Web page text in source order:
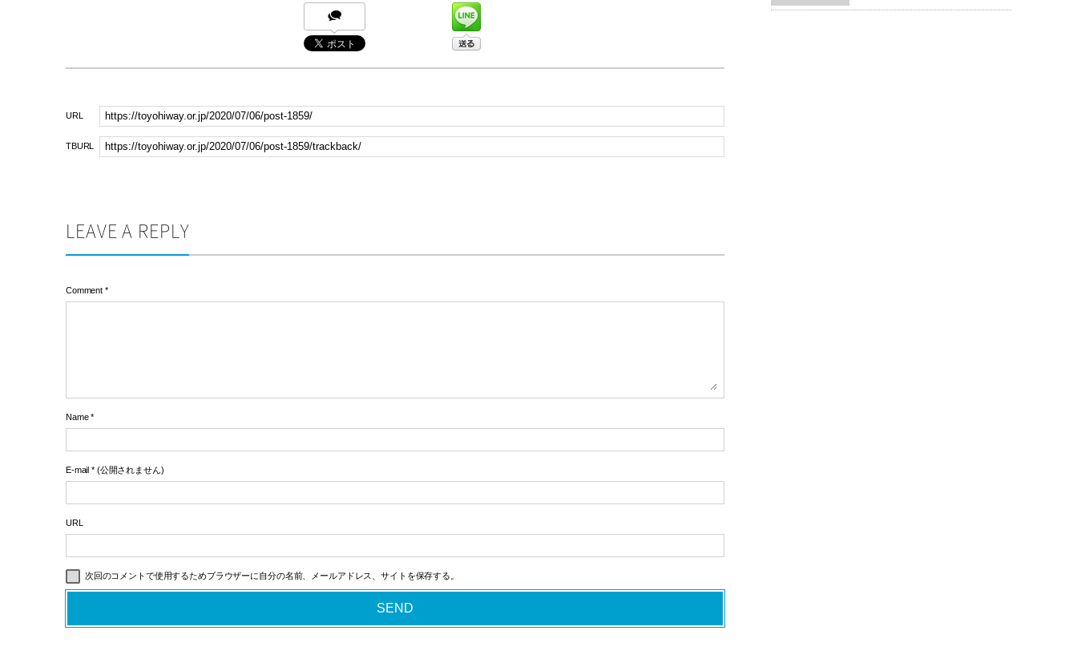
URL
TBURL
LEAVE A REPLY
Comment *
Name *
E-mail *(公開されません)
URL
次回のコメントで使用するためブラウザーに自分の名前、メールアドレス、サイトを保存する。